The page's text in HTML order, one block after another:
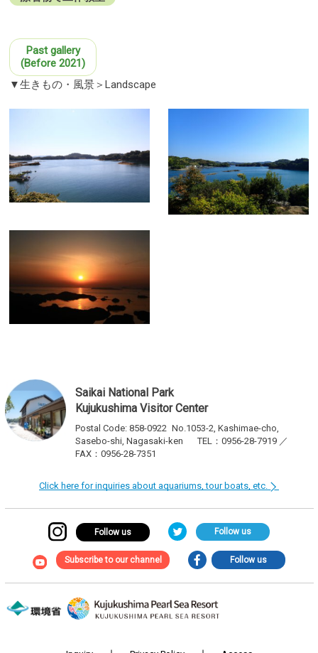
Past gallery
(Before 2021)
▼生きもの・風景＞ Landscape
Saikai National Park
Kujukushima Visitor Center
Postal Code: 858-0922 No.1053-2, Kashimae-cho,
Sasebo-shi, Nagasaki-ken
TEL：0956-28-7919 ／
FAX：0956-28-7351
Click here for inquiries about aquariums, tour boats, etc.
Follow us Follow us
Subscribe to our channel Follow us